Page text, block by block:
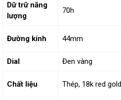
Dữ trữ năng
lượng
70h
Đường kính 44mm
Dial Đen vàng
Chất liệu Thép, 18k red gold